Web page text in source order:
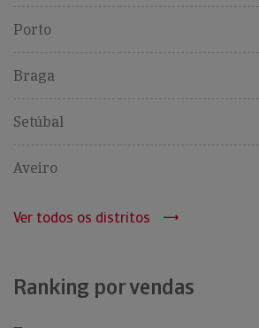
Porto
Braga
Setúbal
Aveiro
Ver todos os distritos
Ranking por vendas